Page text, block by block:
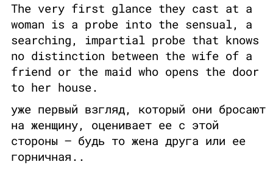
The very first glance they cast at a
woman is a probe into the sensual, a
searching, impartial probe that knows
no distinction between the wife of a
friend or the maid who opens the door
to her house.
уже первый взгляд, который они бросают
на женщину, оценивает ее с этой
стороны – будь то жена друга или ее
горничная..